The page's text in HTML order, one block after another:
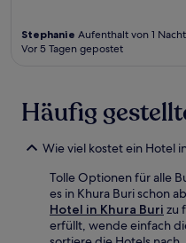
Stephanie Aufenthalt von 1 Nacht
Vor 5 Tagen gepostet
Häufig
Wie viel kostet ein Hotel
Tolle Optionen für alle
es in Khura Buri schon
Hotel in Khura Buri zu
erfüllt, wende einfach